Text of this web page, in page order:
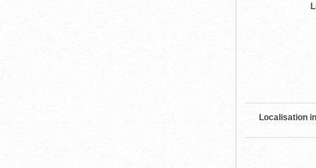
Localisation